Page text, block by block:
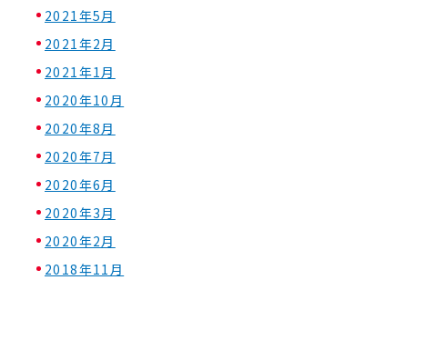
2021年5月
2021年2月
2021年1月
2020年10月
2020年8月
2020年7月
2020年6月
2020年3月
2020年2月
2018年11月